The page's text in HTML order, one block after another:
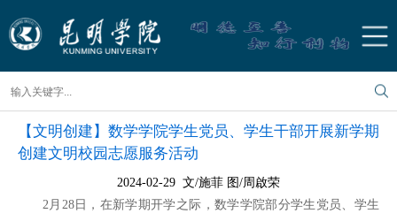
【文明创建】数学学院学生党员、学生干部开展新学期
创建文明校园志愿服务活动
2024-02-29 文/施菲 图/周啟荣
2月28日，在新学期开学之际，数学学院部分学生党员、学生